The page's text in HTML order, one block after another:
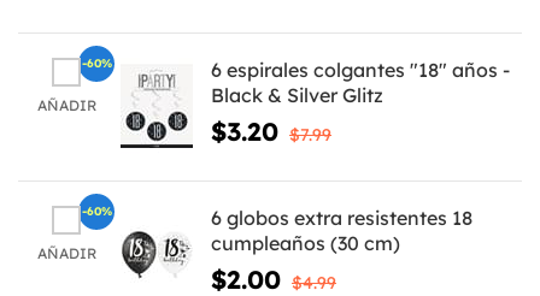
AÑADIR
6 espirales colgantes "18" años -
Black & Silver Glitz
$3.20 $7.99
-60%
AÑADIR
6 globos extra resistentes 18
cumpleaños (30 cm)
$2.00 $4.99
-60%